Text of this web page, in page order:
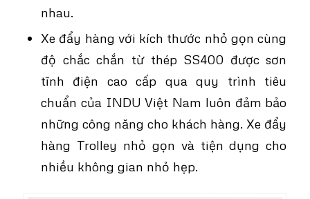
nhau.
Xe đẩy hàng với kích thước nhỏ gọn cùng
độ chắc chắn từ thép SS400 được sơn
tĩnh điện cao cấp qua quy trình tiêu
chuẩn của INDU Việt Nam luôn đảm bảo
những công năng cho khách hàng. Xe đẩy
hàng Trolley nhỏ gọn và tiện dụng cho
nhiều không gian nhỏ hẹp.